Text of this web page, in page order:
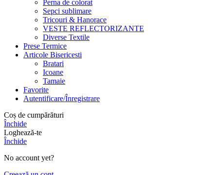
Perna de colorat
Sepci sublimare
Tricouri & Hanorace
VESTE REFLECTORIZANTE
Diverse Textile
Prese Termice
Articole Bisericesti
Bratari
Icoane
Tamaie
Favorite
Autentificare/Înregistrare
Coș de cumpărături
Închide
Loghează-te
Închide
No account yet?